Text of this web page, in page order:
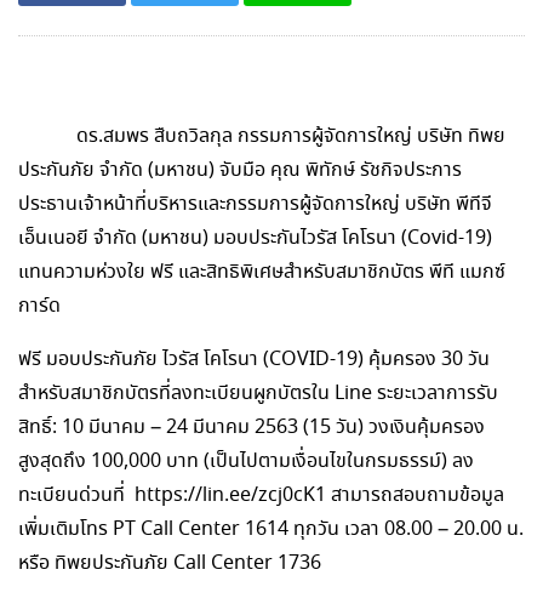
ดร.สมพร สืบถวิลกุล กรรมการผู้จัดการใหญ่ บริษัท ทิพย
ประกันภัย จำกัด (มหาชน) จับมือ คุณ พิทักษ์ รัชกิจประการ
ประธานเจ้าหน้าที่บริหารและกรรมการผู้จัดการใหญ่ บริษัท พีทีจี
เอ็นเนอยี จำกัด (มหาชน) มอบประกันไวรัส โคโรนา (Covid-19)
แทนความห่วงใย ฟรี และสิทธิพิเศษสำหรับสมาชิกบัตร พีที แมกซ์
การ์ด
ฟรี มอบประกันภัย ไวรัส โคโรนา (COVID-19) คุ้มครอง 30 วัน
สำหรับสมาชิกบัตรที่ลงทะเบียนผูกบัตรใน Line ระยะเวลาการรับ
สิทธิ์: 10 มีนาคม – 24 มีนาคม 2563 (15 วัน) วงเงินคุ้มครอง
สูงสุดถึง 100,000 บาท (เป็นไปตามเงื่อนไขในกรมธรรม์) ลง
ทะเบียนด่วนที่ https://lin.ee/zcj0cK1 สามารถสอบถามข้อมูล
เพิ่มเติมโทร PT Call Center 1614 ทุกวัน เวลา 08.00 – 20.00 น.
หรือ ทิพยประกันภัย Call Center 1736